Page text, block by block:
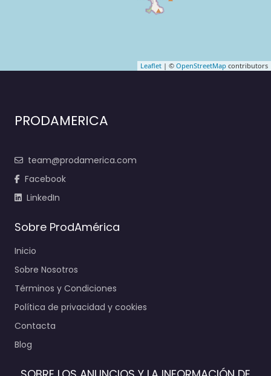
Leaflet | © OpenStreetMap contributors
PRODAMERICA
team@prodamerica.com
Facebook
LinkedIn
Sobre ProdAmérica
Inicio
Sobre Nosotros
Términos y Condiciones
Política de privacidad y cookies
Contacta
Blog